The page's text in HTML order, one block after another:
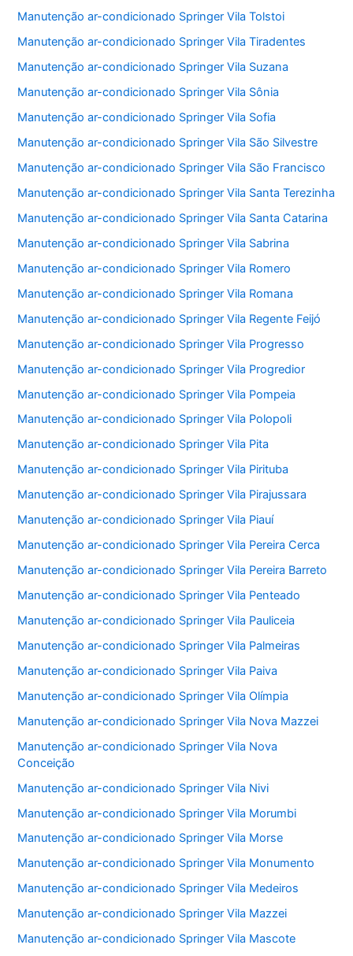
Manutenção ar-condicionado Springer Vila Tolstoi
Manutenção ar-condicionado Springer Vila Tiradentes
Manutenção ar-condicionado Springer Vila Suzana
Manutenção ar-condicionado Springer Vila Sônia
Manutenção ar-condicionado Springer Vila Sofia
Manutenção ar-condicionado Springer Vila São Silvestre
Manutenção ar-condicionado Springer Vila São Francisco
Manutenção ar-condicionado Springer Vila Santa Terezinha
Manutenção ar-condicionado Springer Vila Santa Catarina
Manutenção ar-condicionado Springer Vila Sabrina
Manutenção ar-condicionado Springer Vila Romero
Manutenção ar-condicionado Springer Vila Romana
Manutenção ar-condicionado Springer Vila Regente Feijó
Manutenção ar-condicionado Springer Vila Progresso
Manutenção ar-condicionado Springer Vila Progredior
Manutenção ar-condicionado Springer Vila Pompeia
Manutenção ar-condicionado Springer Vila Polopoli
Manutenção ar-condicionado Springer Vila Pita
Manutenção ar-condicionado Springer Vila Pirituba
Manutenção ar-condicionado Springer Vila Pirajussara
Manutenção ar-condicionado Springer Vila Piauí
Manutenção ar-condicionado Springer Vila Pereira Cerca
Manutenção ar-condicionado Springer Vila Pereira Barreto
Manutenção ar-condicionado Springer Vila Penteado
Manutenção ar-condicionado Springer Vila Pauliceia
Manutenção ar-condicionado Springer Vila Palmeiras
Manutenção ar-condicionado Springer Vila Paiva
Manutenção ar-condicionado Springer Vila Olímpia
Manutenção ar-condicionado Springer Vila Nova Mazzei
Manutenção ar-condicionado Springer Vila Nova
Conceição
Manutenção ar-condicionado Springer Vila Nivi
Manutenção ar-condicionado Springer Vila Morumbi
Manutenção ar-condicionado Springer Vila Morse
Manutenção ar-condicionado Springer Vila Monumento
Manutenção ar-condicionado Springer Vila Medeiros
Manutenção ar-condicionado Springer Vila Mazzei
Manutenção ar-condicionado Springer Vila Mascote